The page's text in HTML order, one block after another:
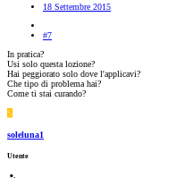
18 Settembre 2015
#7
In pratica?
Usi solo questa lozione?
Hai peggiorato solo dove l'applicavi?
Che tipo di problema hai?
Come ti stai curando?
S
soleluna1
Utente